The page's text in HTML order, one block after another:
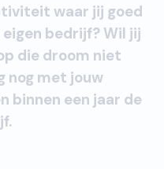
waar jij goed
bedrijf? Wil jij
die droom niet
nog met jouw
binnen een jaar de